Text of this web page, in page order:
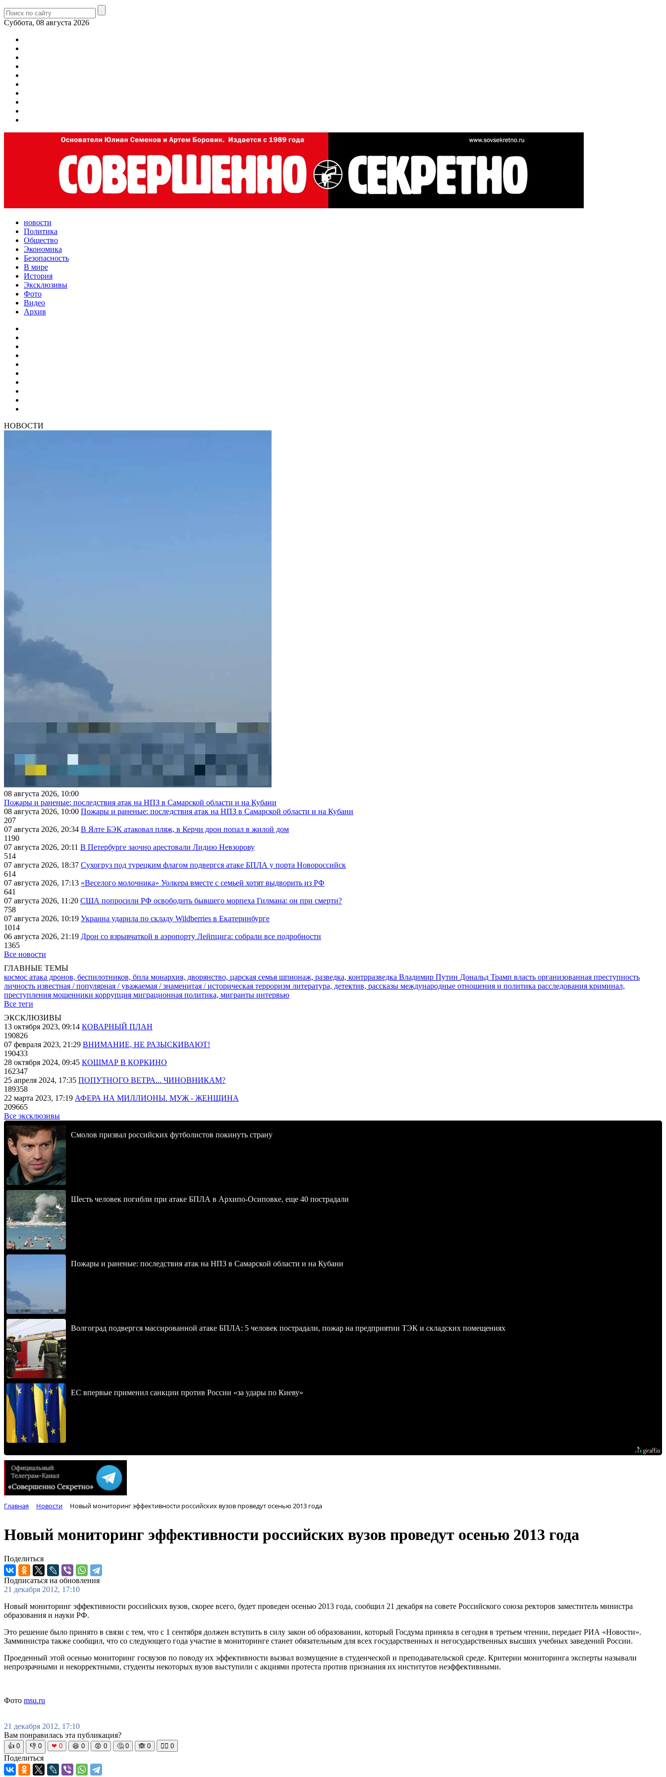
Суббота, 08 августа 2026
новости
Политика
Общество
Экономика
Безопасность
В мире
История
Эксклюзивы
Фото
Видео
Архив
НОВОСТИ
08 августа 2026, 10:00
Пожары и раненые: последствия атак на НПЗ в Самарской области и на Кубани
08 августа 2026, 10:00 Пожары и раненые: последствия атак на НПЗ в Самарской области и на Кубани
207
07 августа 2026, 20:34 В Ялте БЭК атаковал пляж, в Керчи дрон попал в жилой дом
1190
07 августа 2026, 20:11 В Петербурге заочно арестовали Лидию Невзорову
514
07 августа 2026, 18:37 Сухогруз под турецким флагом подвергся атаке БПЛА у порта Новороссийск
614
07 августа 2026, 17:13 «Веселого молочника» Уолкера вместе с семьей хотят выдворить из РФ
641
07 августа 2026, 11:20 США попросили РФ освободить бывшего морпеха Гилмана: он при смерти?
758
07 августа 2026, 10:19 Украина ударила по складу Wildberries в Екатеринбурге
1014
06 августа 2026, 21:19 Дрон со взрывчаткой в аэропорту Лейпцига: собрали все подробности
1365
Все новости
ГЛАВНЫЕ ТЕМЫ
космос атака дронов, беспилотников, бпла монархия, дворянство, царская семья шпионаж, разведка, контрразведка Владимир Путин Дональд Трамп власть организованная преступность
личность известная / популярная / уважаемая / знаменитая / историческая терроризм литература, детектив, рассказы международные отношения и политика расследования криминал,
преступления мошенники коррупция миграционная политика, мигранты интервью
Все теги
ЭКСКЛЮЗИВЫ
13 октября 2023, 09:14 КОВАРНЫЙ ПЛАН
190826
07 февраля 2023, 21:29 ВНИМАНИЕ, НЕ РАЗЫСКИВАЮТ!
190433
28 октября 2024, 09:45 КОШМАР В КОРКИНО
162347
25 апреля 2024, 17:35 ПОПУТНОГО ВЕТРА... ЧИНОВНИКАМ?
189358
22 марта 2023, 17:19 АФЕРА НА МИЛЛИОНЫ. МУЖ - ЖЕНЩИНА
209665
Все эксклюзивы
Смолов призвал российских футболистов покинуть страну
Шесть человек погибли при атаке БПЛА в Архипо-Осиповке, еще 40 пострадали
Пожары и раненые: последствия атак на НПЗ в Самарской области и на Кубани
Волгоград подвергся массированной атаке БПЛА: 5 человек пострадали, пожар на предприятии ТЭК и складских помещениях
ЕС впервые применил санкции против России «за удары по Киеву»
Главная Новости Новый мониторинг эффективности российских вузов проведут осенью 2013 года
Новый мониторинг эффективности российских вузов проведут осенью 2013 года
Поделиться
Подписаться на обновления
21 декабря 2012, 17:10
Новый мониторинг эффективности российских вузов, скорее всего, будет проведен осенью 2013 года, сообщил 21 декабря на совете Российского союза ректоров заместитель министра
образования и науки РФ.
Это решение было принято в связи с тем, что с 1 сентября должен вступить в силу закон об образовании, который Госдума приняла в сегодня в третьем чтении, передает РИА «Новости».
Замминистра также сообщил, что со следующего года участие в мониторинге станет обязательным для всех государственных и негосударственных высших учебных заведений России.
Проеденный этой осенью мониторинг госвузов по поводу их эффективности вызвал возмущение в студенческой и преподавательской среде. Критерии мониторинга эксперты называли
непрозрачными и некорректными, студенты некоторых вузов выступили с акциями протеста против признания их институтов неэффективными.
Фото msu.ru
21 декабря 2012, 17:10
Вам понравилась эта публикация?
👍 0 👎 0 ❤ 0 😆 0 😡 0 🤔 0 🙈 0 🧘‍♀️ 0
Поделиться